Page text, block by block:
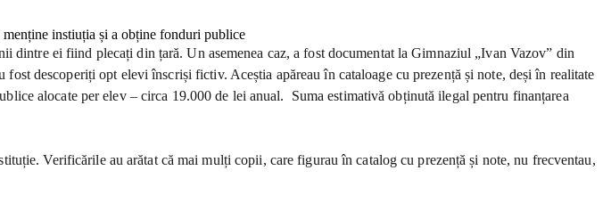
dintre ei fiind plecați din țară. Un asemenea caz, a fost documentat la Gimnaziul „Ivan Vazov” din
descoperiți opt elevi înscriși fictiv. Aceștia apăreau în cataloage cu prezență și note, deși în realitate
alocate per elev – circa 19.000 de lei anual. Suma estimativă obținută ilegal pentru finanțarea
Verificările au arătat că mai mulți copii, care figurau în catalog cu prezență și note, nu frecventau,